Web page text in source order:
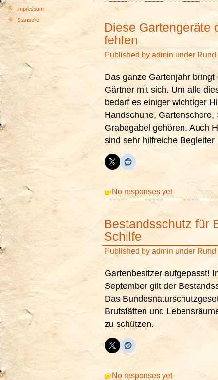
Impressum
Startseite
Diese Gartengeräte
fehlen
Published by admin under Rund
Das ganze Gartenjahr
Gärtner mit sich. Um alle
bedarf es einiger wichtiger
Handschuhe,
Grabegabel gehören. Auch
sind sehr hilfreiche Begleiter
No responses yet
Bestandsschutz für
Schilfe
Published by admin under Rund
Gartenbesitzer aufgepasst!
September gilt der
Das
Brutstätten und
zu schützen.
No responses yet